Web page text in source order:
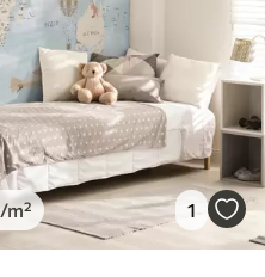
/m² 1